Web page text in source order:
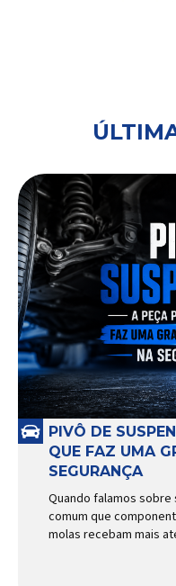
PIVÔ DE
QUE FAZ UMA
SEGURANÇA
Quando falamos
comum que
molas recebam mais